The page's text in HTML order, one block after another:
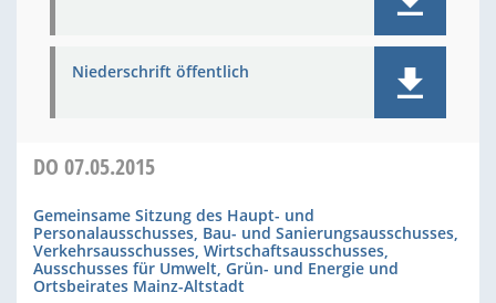
Niederschrift öffentlich
DO 07.05.2015
Gemeinsame Sitzung des Haupt- und
Personalausschusses, Bau- und Sanierungsausschusses,
Verkehrsausschusses, Wirtschaftsausschusses,
Ausschusses für Umwelt, Grün- und Energie und
Ortsbeirates Mainz-Altstadt